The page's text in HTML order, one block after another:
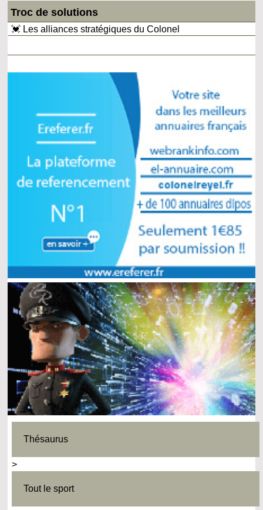
Troc de solutions
💓 Les alliances stratégiques du Colonel
Thésaurus
>
Tout le sport